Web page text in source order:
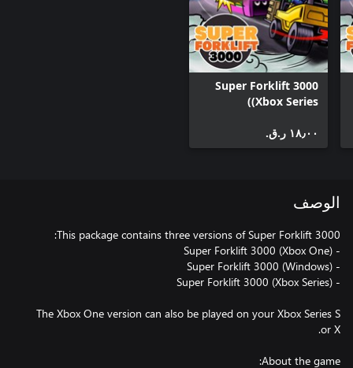
Super Forklift 3000
(Xbox Series)
١٨٫٠٠ ر.ق.‏
الوصف
The Xbox One version can also be played on your Xbox Series S